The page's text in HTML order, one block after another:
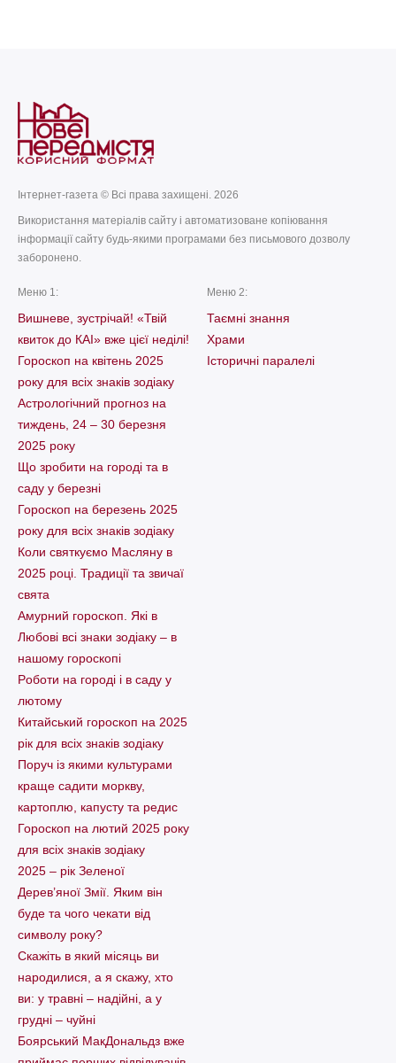
Інтернет-газета © Всі права захищені. 2026
Використання матеріалів сайту і автоматизоване копіювання
інформації сайту будь-якими програмами без письмового дозволу
заборонено.
Меню 1:
Вишневе, зустрічай! «Твій
квиток до КАІ» вже цієї неділі!
Гороскоп на квітень 2025
року для всіх знаків зодіаку
Астрологічний прогноз на
тиждень, 24 – 30 березня
2025 року
Що зробити на городі та в
саду у березні
Гороскоп на березень 2025
року для всіх знаків зодіаку
Коли святкуємо Масляну в
2025 році. Традиції та звичаї
свята
Амурний гороскоп. Які в
Любові всі знаки зодіаку – в
нашому гороскопі
Pоботи на городі і в саду у
лютому
Китайський гороскоп на 2025
рік для всіх знаків зодіаку
Поруч із якими культурами
краще садити моркву,
картоплю, капусту та редис
Гороскоп на лютий 2025 року
для всіх знаків зодіаку
2025 – рік Зеленої
Дерев’яної Змії. Яким він
буде та чого чекати від
символу року?
Скажіть в який місяць ви
народилися, а я скажу, хто
ви: у травні – надійні, а у
грудні – чуйні
Боярський МакДональдз вже
Меню 2:
Таємні знання
Храми
Історичні паралелі